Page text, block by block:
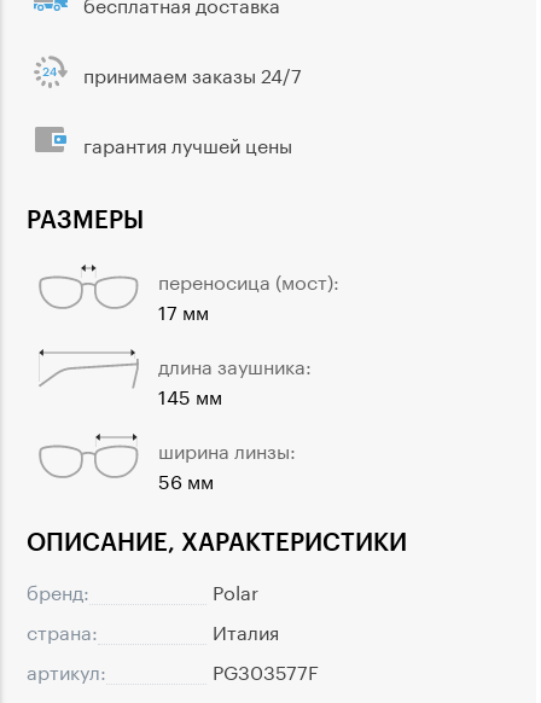
ОПИСАНИЕ, ХАРАКТЕРИСТИКИ
бренд:
Polar
страна:
Италия
артикул:
PG303577F
РАЗМЕРЫ
переносица (мост):
17 мм
длина заушника:
145 мм
ширина линзы:
56 мм
принимаем заказы 24/7
гарантия лучшей цены